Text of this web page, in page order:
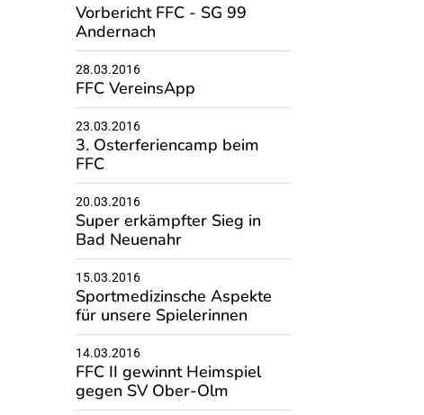
Vorbericht FFC - SG 99
Andernach
28.03.2016
FFC VereinsApp
23.03.2016
3. Osterferiencamp beim
FFC
20.03.2016
Super erkämpfter Sieg in
Bad Neuenahr
15.03.2016
Sportmedizinsche Aspekte
für unsere Spielerinnen
14.03.2016
FFC II gewinnt Heimspiel
gegen SV Ober-Olm